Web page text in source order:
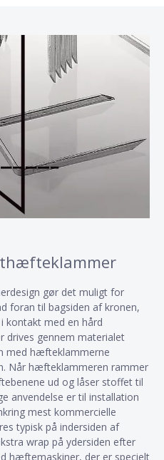
gør det muligt for
foran til bagsiden af ​​kronen,
med en hård
drives gennem materialet
med hæfteklammerne
Når hæfteklammeren rammer
ud og låser stoffet til
anvendelse er til installation
mest kommercielle
typisk på indersiden af
wrap på ydersiden efter
hæftemaskiner, der er specielt